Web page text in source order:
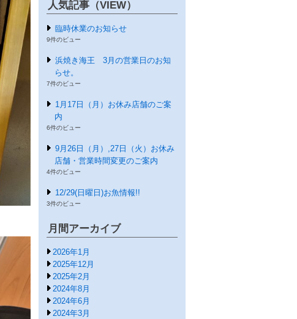
人気記事（VIEW）
臨時休業のお知らせ
9件のビュー
浜焼き海王 3月の営業日のお知
らせ。
7件のビュー
1月17日（月）お休み店舗のご案
内
6件のビュー
9月26日（月）,27日（火）お休み
店舗・営業時間変更のご案内
4件のビュー
12/29(日曜日)お魚情報!!
3件のビュー
月間アーカイブ
2026年1月
2025年12月
2025年2月
2024年8月
2024年6月
2024年3月